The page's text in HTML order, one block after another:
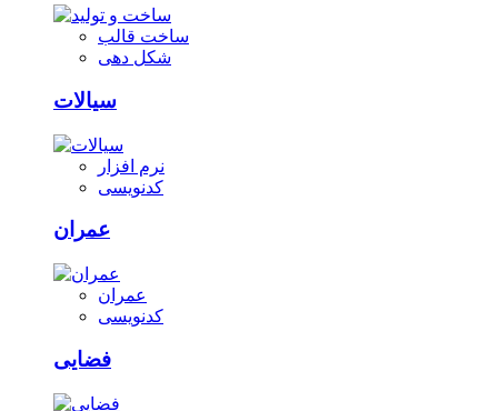
ساخت قالب
شکل دهی
سیالات
نرم افزار
کدنویسی
عمران
عمران
کدنویسی
فضایی